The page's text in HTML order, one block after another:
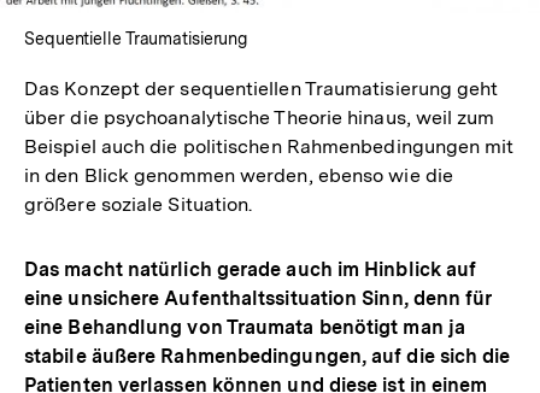
Sequentielle Traumatisierung
Das Konzept der sequentiellen Traumatisierung geht
über die psychoanalytische Theorie hinaus, weil zum
Beispiel auch die politischen Rahmenbedingungen mit
in den Blick genommen werden, ebenso wie die
größere soziale Situation.
Das macht natürlich gerade auch im Hinblick auf
eine unsichere Aufenthaltssituation Sinn, denn für
eine Behandlung von Traumata benötigt man ja
stabile äußere Rahmenbedingungen, auf die sich die
Patienten verlassen können und diese ist in einem